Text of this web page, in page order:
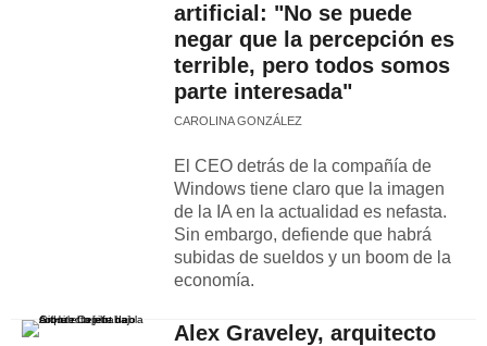
artificial: "No se puede
negar que la percepción es
terrible, pero todos somos
parte interesada"
CAROLINA GONZÁLEZ
El CEO detrás de la compañía de
Windows tiene claro que la imagen
de la IA en la actualidad es nefasta.
Sin embargo, defiende que habrá
subidas de sueldos y un boom de la
economía.
Alex Graveley, arquitecto